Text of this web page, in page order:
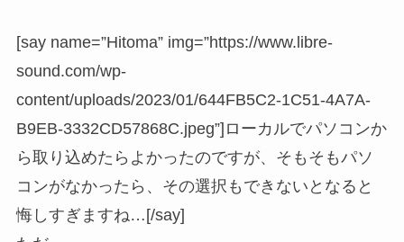
[say name=”Hitoma” img=”https://www.libre-
sound.com/wp-
content/uploads/2023/01/644FB5C2-1C51-4A7A-
B9EB-3332CD57868C.jpeg”]ローカルでパソコンか
ら取り込めたらよかったのですが、そもそもパソ
コンがなかったら、その選択もできないとなると
悔しすぎますね…[/say]